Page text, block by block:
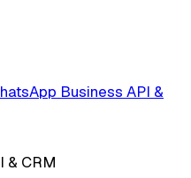
Business API &
& CRM